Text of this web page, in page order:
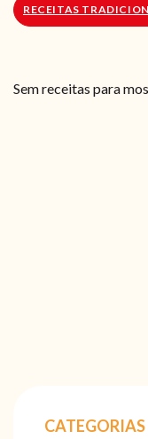
RECEITAS
Sem receitas para
CATEGORIAS